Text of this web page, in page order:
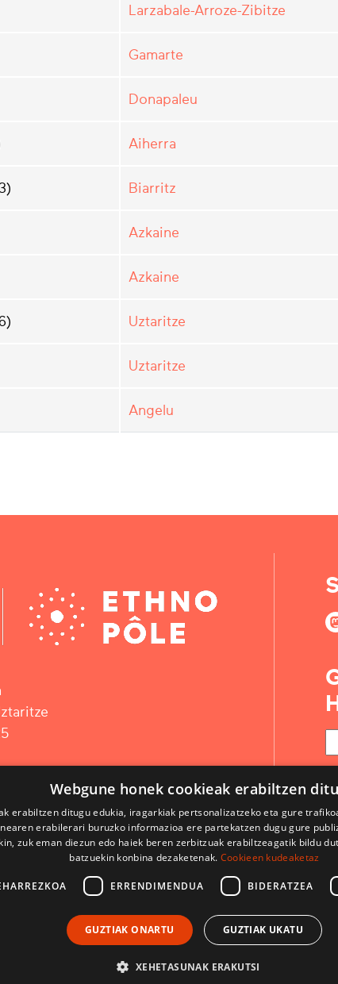
Larzabale-Arroze-Zibitze
Gamarte
Donapaleu
Aiherra
Biarritz
Azkaine
Azkaine
Uztaritze
Uztaritze
Angelu
KONTAKTUA
ERABILPEN BALDINTZAK
CodeSyntax-ek garatua. Softwarea:
Webgune honek cookieak erabiltzen ditu
erabiltzen ditugu edukia, iragarkiak pertsonalizatzeko eta gure
erabilerari buruzko informazioa ere partekatzen dugu gure
zuk eman diezun edo haiek beren zerbitzuak erabiltzeagatik bildu
batzuekin konbina dezaketenak. Cookieen kudeaketaz
ERRENDIMENDUA BIDERATZEA
GUZTIAK ONARTU GUZTIAK UKATU
XEHETASUNAK ERAKUTSI